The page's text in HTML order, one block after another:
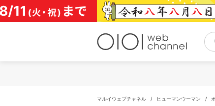
コ
ン
テ
マルイウェブチャネル / ヒューマンウーマン /